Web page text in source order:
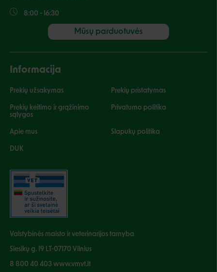
8:00 - 16:30
Mūsų parduotuvės
Informacija
Prekių užsakymas Prekių pristatymas
Prekių keitimo ir grąžinimo
sąlygos
Privatumo politika
Apie mus Slapukų politika
DUK
Valstybinės maisto ir veterinarijos tarnyba
Siesikų g. 19 LT-07170 Vilnius
8 800 40 403 www.vmvt.lt